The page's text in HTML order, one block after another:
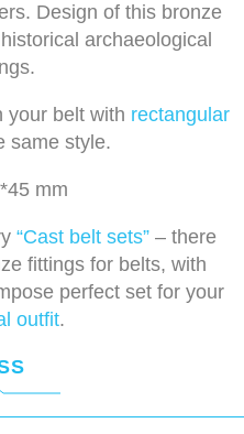
Design of this bronze
archaeological
your belt with rectangular
same style.
mm
“Cast belt sets” – there
fittings for belts, with
perfect set for your
outfit.